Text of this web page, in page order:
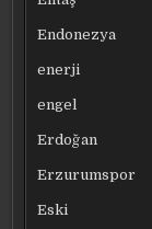
Endonezya
enerji
engel
Erdoğan
Erzurumspor
Eski